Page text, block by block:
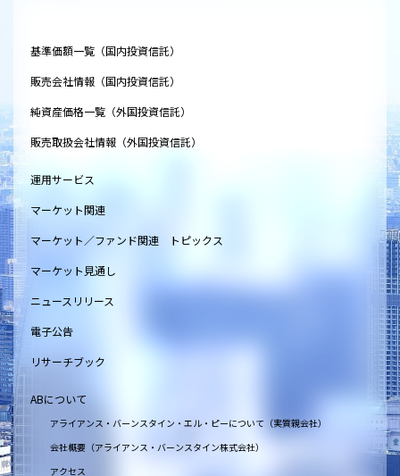
基準価額一覧（国内投資信託）
販売会社情報（国内投資信託）
純資産価格一覧（外国投資信託）
販売取扱会社情報（外国投資信託）
運用サービス
マーケット関連
マーケット／ファンド関連 トピックス
マーケット見通し
ニュースリリース
電子公告
リサーチブック
ABについて
アライアンス・バーンスタイン・エル・ピーについて（実質親会社）
会社概要（アライアンス・バーンスタイン株式会社）
アクセス